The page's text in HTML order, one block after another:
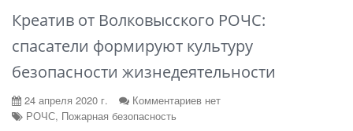
Креатив от Волковысского РОЧС:
спасатели формируют культуру
безопасности жизнедеятельности
24 апреля 2020 г.
Комментариев нет
РОЧС, Пожарная безопасность